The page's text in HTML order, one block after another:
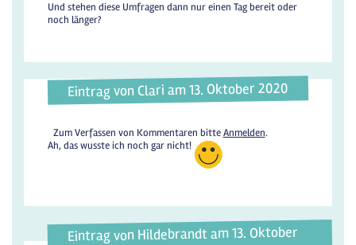
Und stehen diese Umfragen dann nur einen Tag bereit oder
noch länger?
Eintrag von Clari am 13. Oktober 2020
Zum Verfassen von Kommentaren bitteAnmelden.
Ah, das wusste ich noch gar nicht!
Eintrag von Hildebrandt am 13. Oktober